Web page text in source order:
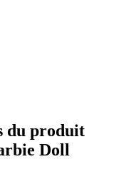
du produit
Doll